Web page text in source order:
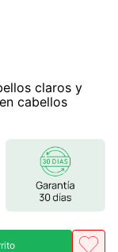
claros y
cabellos